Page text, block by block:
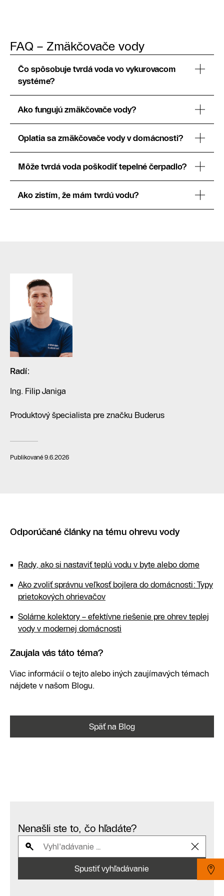
FAQ – Zmäkčovače vody
Čo spôsobuje tvrdá voda vo vykurovacom
systéme?
Ako fungujú zmäkčovače vody?
Oplatia sa zmäkčovače vody v domácnosti?
Môže tvrdá voda poškodiť tepelné čerpadlo?
Ako zistím, že mám tvrdú vodu?
Radí:
Ing. Filip Janiga
Produktový špecialista pre značku Buderus
Publikované 9.6.2026
Odporúčané články na tému ohrevu vody
Rady, ako si nastaviť teplú vodu v byte alebo dome
Ako zvoliť správnu veľkosť bojlera do domácnosti: Typy
prietokových ohrievačov
Solárne kolektory – efektívne riešenie pre ohrev teplej
vody v modernej domácnosti
Zaujala vás táto téma?
Viac informácií o tejto alebo iných zaujímavých témach
nájdete v našom Blogu.
Späť na Blog
Nenašli ste to, čo hľadáte?
Spustiť vyhľadávanie